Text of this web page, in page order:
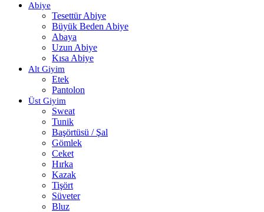
Abiye
Tesettür Abiye
Büyük Beden Abiye
Abaya
Uzun Abiye
Kısa Abiye
Alt Giyim
Etek
Pantolon
Üst Giyim
Sweat
Tunik
Başörtüsü / Şal
Gömlek
Ceket
Hırka
Kazak
Tişört
Süveter
Bluz